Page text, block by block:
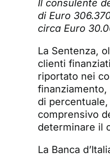
Il consulente
di Euro
circa Euro
La Sentenza,
clienti
riportato nei
di
comprensivo
determinare il
La Banca